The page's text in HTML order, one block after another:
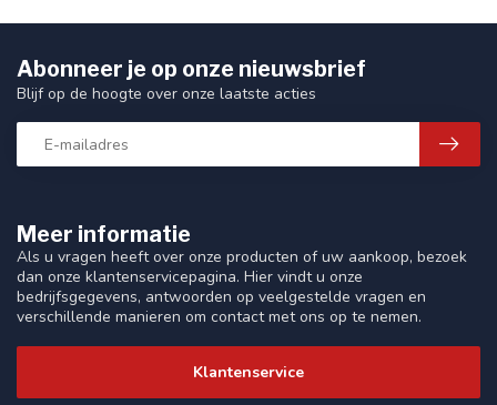
Meer informatie
Als u vragen heeft over onze producten of uw aankoop, bezoek
dan onze klantenservicepagina. Hier vindt u onze
bedrijfsgegevens, antwoorden op veelgestelde vragen en
verschillende manieren om contact met ons op te nemen.
Klantenservice
Abonneer je op onze nieuwsbrief
Blijf op de hoogte over onze laatste acties